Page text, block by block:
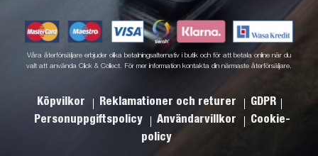
Våra återförsäljare erbjuder olika betalningsalternativ i butik och för att betala online när du
valt att använda Click & Collect. För mer information kontakta din närmaste återförsäljare.
Köpvilkor Reklamationer och returer
GDPR
Personuppgiftspolicy
Användarvillkor
Cookie-
policy